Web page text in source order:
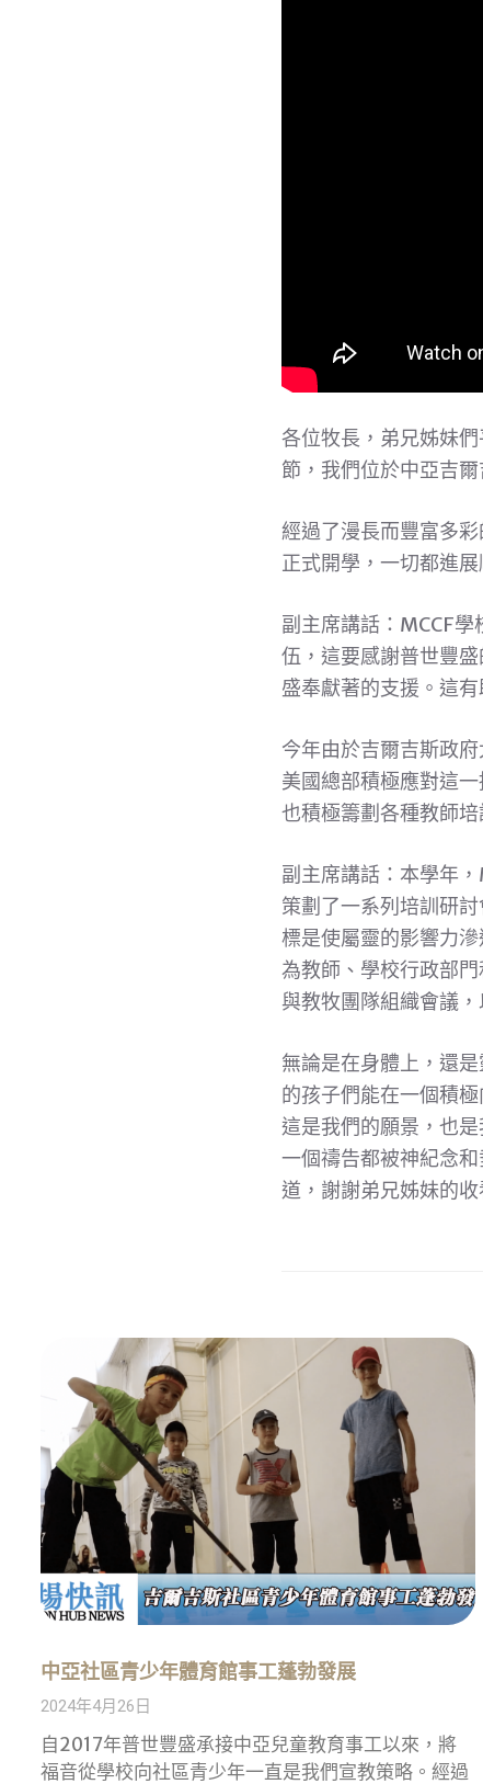
各位牧長，弟兄姊妹
節，我們位於中亞吉
經過了漫長而豐富多
正式開學，一切都進
副主席講話：MCCF
伍，這要感謝普世豐
盛奉獻著的支援。這
今年由於吉爾吉斯政
美國總部積極應對這
也積極籌劃各種教師
副主席講話：本學年
策劃了一系列培訓研
標是使屬靈的影響力
為教師、學校行政部
與教牧團隊組織會議
無論是在身體上，還
的孩子們能在一個積
這是我們的願景，也
一個禱告都被神紀念
道，謝謝弟兄姊妹的
中亞社區青少年體育館事工蓬勃發展
2024年4月26日
自2017年普世豐盛承接中亞兒童教育事工以來，將
福音從學校向社區青少年一直是我們宣教策略。經過